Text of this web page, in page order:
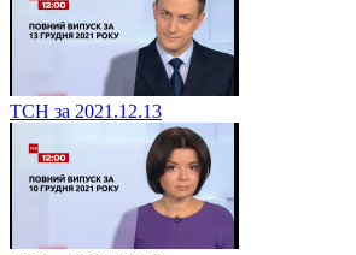
ТСН за 2021.12.13